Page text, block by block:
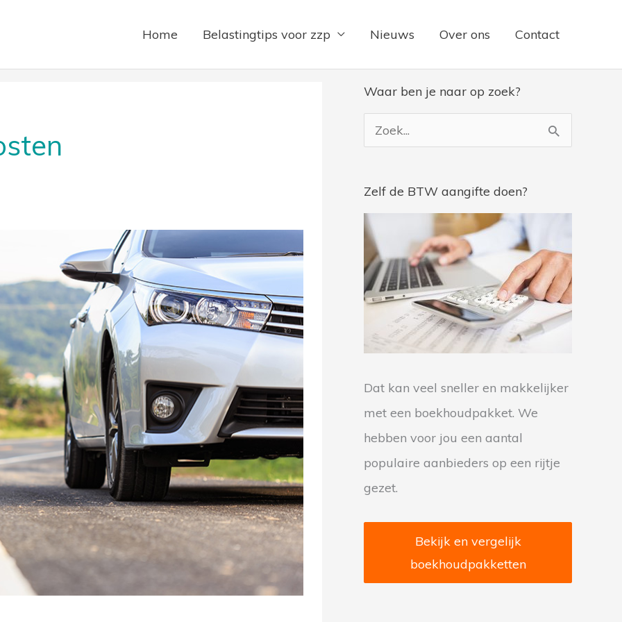
Home Belastingtips voor zzp Nieuws Over ons Contact
Waar ben je naar op zoek?
e
n
a
a
r
Zelf de BTW aangifte doen?
Dat kan veel sneller en makkelijker
met een boekhoudpakket. We
hebben voor jou een aantal
populaire aanbieders op een rijtje
gezet.
Bekijk en vergelijk
boekhoudpakketten
om belasting te besparen
na inschrijving geregeld belastingtips en je wordt op
gebracht van de nieuwste blogs.